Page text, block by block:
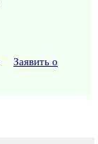
Заявить о